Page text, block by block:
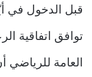
قبل الدخول في
توافق اتفاقية
العامة للرياضي